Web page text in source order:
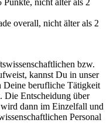
nicht älter als 2
overall, nicht älter als 2
bzw.
kannst Du in unser
Deine berufliche Tätigkeit
Die Entscheidung über
dann im Einzelfall und
Personal